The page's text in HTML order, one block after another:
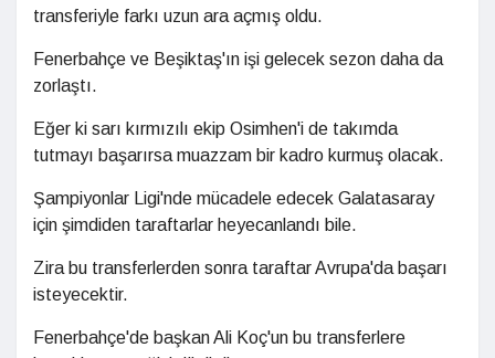
transferiyle farkı uzun ara açmış oldu.
Fenerbahçe ve Beşiktaş'ın işi gelecek sezon daha da
zorlaştı.
Eğer ki sarı kırmızılı ekip Osimhen'i de takımda
tutmayı başarırsa muazzam bir kadro kurmuş olacak.
Şampiyonlar Ligi'nde mücadele edecek Galatasaray
için şimdiden taraftarlar heyecanlandı bile.
Zira bu transferlerden sonra taraftar Avrupa'da başarı
isteyecektir.
Fenerbahçe'de başkan Ali Koç'un bu transferlere